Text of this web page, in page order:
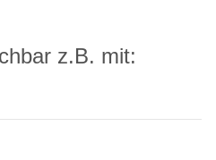
z.B. mit: